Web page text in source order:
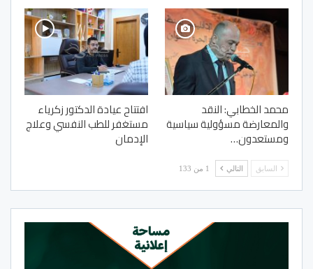
محمد الخطابي: النقد
والمعارضة مسؤولية سياسية
ومستعدون…
افتتاح عيادة الدكتور زكرياء
مستغفر للطب النفسي وعلاج
الإدمان
السابق التالي 1 من 133